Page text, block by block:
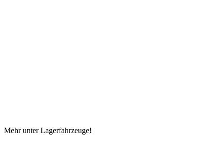
Mehr unter Lagerfahrzeuge!